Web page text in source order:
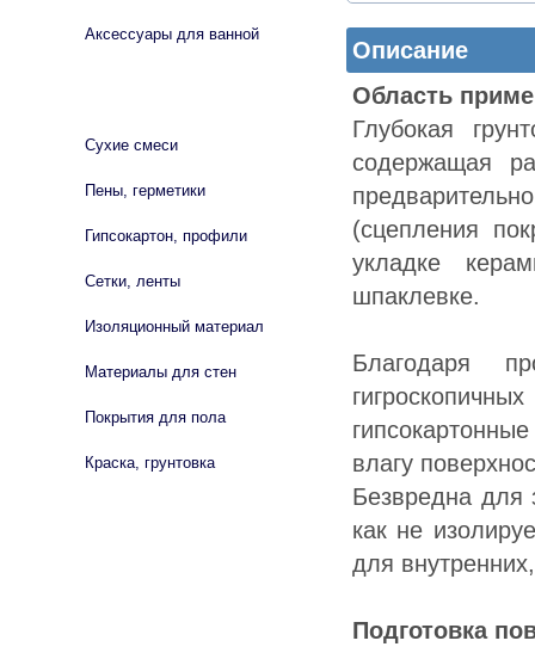
Описание
Область
Глубокая
содержащая
(сцепления
укладке
шпаклевке.
Благодаря
влагу
Безвредна для
как не
для
Подготовка
Аксессуары для ванной
Сухие смеси
Пены, герметики
Гипсокартон, профили
Сетки, ленты
Изоляционный материал
Материалы для стен
Покрытия для пола
Краска, грунтовка